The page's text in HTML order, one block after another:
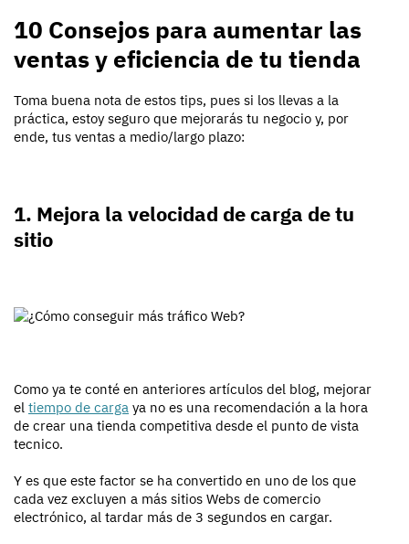
10 Consejos para aumentar las
ventas y eficiencia de tu tienda
Toma buena nota de estos tips, pues si los llevas a la
práctica, estoy seguro que mejorarás tu negocio y, por
ende, tus ventas a medio/largo plazo:
1. Mejora la velocidad de carga de tu
sitio
Como ya te conté en anteriores artículos del blog, mejorar
el tiempo de carga ya no es una recomendación a la hora
de crear una tienda competitiva desde el punto de vista
tecnico.
Y es que este factor se ha convertido en uno de los que
cada vez excluyen a más sitios Webs de comercio
electrónico, al tardar más de 3 segundos en cargar.